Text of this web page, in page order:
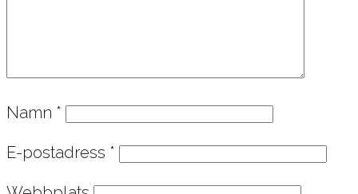
Namn *
E-postadress *